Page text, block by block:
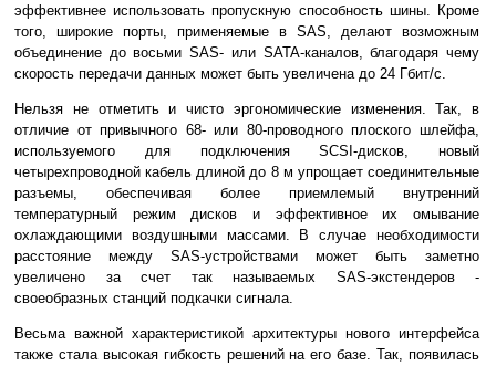
эффективнее использовать пропускную способность шины. Кроме
того, широкие порты, применяемые в SAS, делают возможным
объединение до восьми SAS- или SATA-каналов, благодаря чему
скорость передачи данных может быть увеличена до 24 Гбит/с.
Нельзя не отметить и чисто эргономические изменения. Так, в
отличие от привычного 68- или 80-проводного плоского шлейфа,
используемого для подключения SCSI-дисков, новый
четырехпроводной кабель длиной до 8 м упрощает соединительные
разъемы, обеспечивая более приемлемый внутренний
температурный режим дисков и эффективное их омывание
охлаждающими воздушными массами. В случае необходимости
расстояние между SAS-устройствами может быть заметно
увеличено за счет так называемых SAS-экстендеров -
своеобразных станций подкачки сигнала.
Весьма важной характеристикой архитектуры нового интерфейса
также стала высокая гибкость решений на его базе. Так, появилась